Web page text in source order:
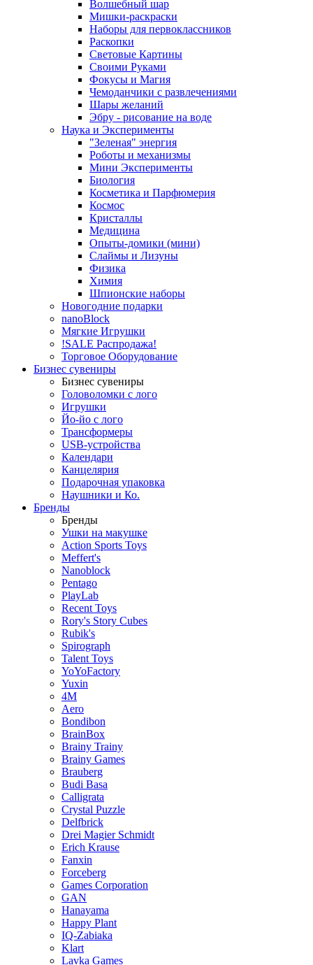
Волшебный шар
Мишки-раскраски
Наборы для первоклассников
Раскопки
Световые Картины
Своими Руками
Фокусы и Магия
Чемоданчики с развлечениями
Шары желаний
Эбру - рисование на воде
Наука и Эксперименты
"Зеленая" энергия
Роботы и механизмы
Мини Эксперименты
Биология
Косметика и Парфюмерия
Космос
Кристаллы
Медицина
Опыты-домики (мини)
Слаймы и Лизуны
Физика
Химия
Шпионские наборы
Новогодние подарки
nanoBlock
Мягкие Игрушки
!SALE Распродажа!
Торговое Оборудование
Бизнес сувениры
Бизнес сувениры
Головоломки с лого
Игрушки
Йо-йо с лого
Трансформеры
USB-устройства
Календари
Канцелярия
Подарочная упаковка
Наушники и Ко.
Бренды
Бренды
Ушки на макушке
Action Sports Toys
Meffert's
Nanoblock
Pentago
PlayLab
Recent Toys
Rory's Story Cubes
Rubik's
Spirograph
Talent Toys
YoYoFactory
Yuxin
4M
Aero
Bondibon
BrainBox
Brainy Trainy
Brainy Games
Brauberg
Budi Basa
Calligrata
Crystal Puzzle
Delfbrick
Drei Magier Schmidt
Erich Krause
Fanxin
Forceberg
Games Corporation
GAN
Hanayama
Happy Plant
IQ-Zabiaka
Klart
Lavka Games